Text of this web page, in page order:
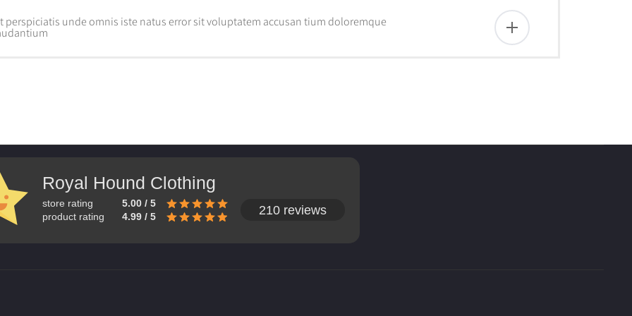
perspiciatis unde omnis iste natus error sit voluptatem accusan tium doloremque
Royal Hound Clothing
store rating
5.00 / 5
product rating
4.99 / 5 210 reviews